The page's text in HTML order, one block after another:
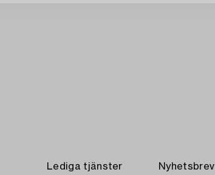
Lediga tjänster Nyhetsbrev